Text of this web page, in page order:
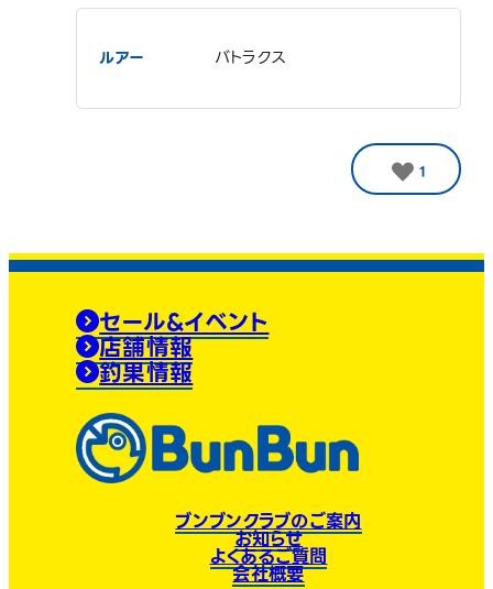
ルアー バトラクス
1
セール&イベント
店舗情報
釣果情報
ブンブンクラブのご案内
お知らせ
よくあるご質問
会社概要